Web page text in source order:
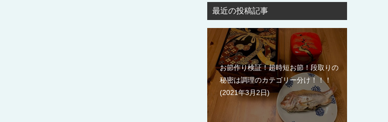
最近の投稿記事
お節作り検証！超時短お節！段取りの
秘密は調理のカテゴリー分け！！！
2021年3月2日